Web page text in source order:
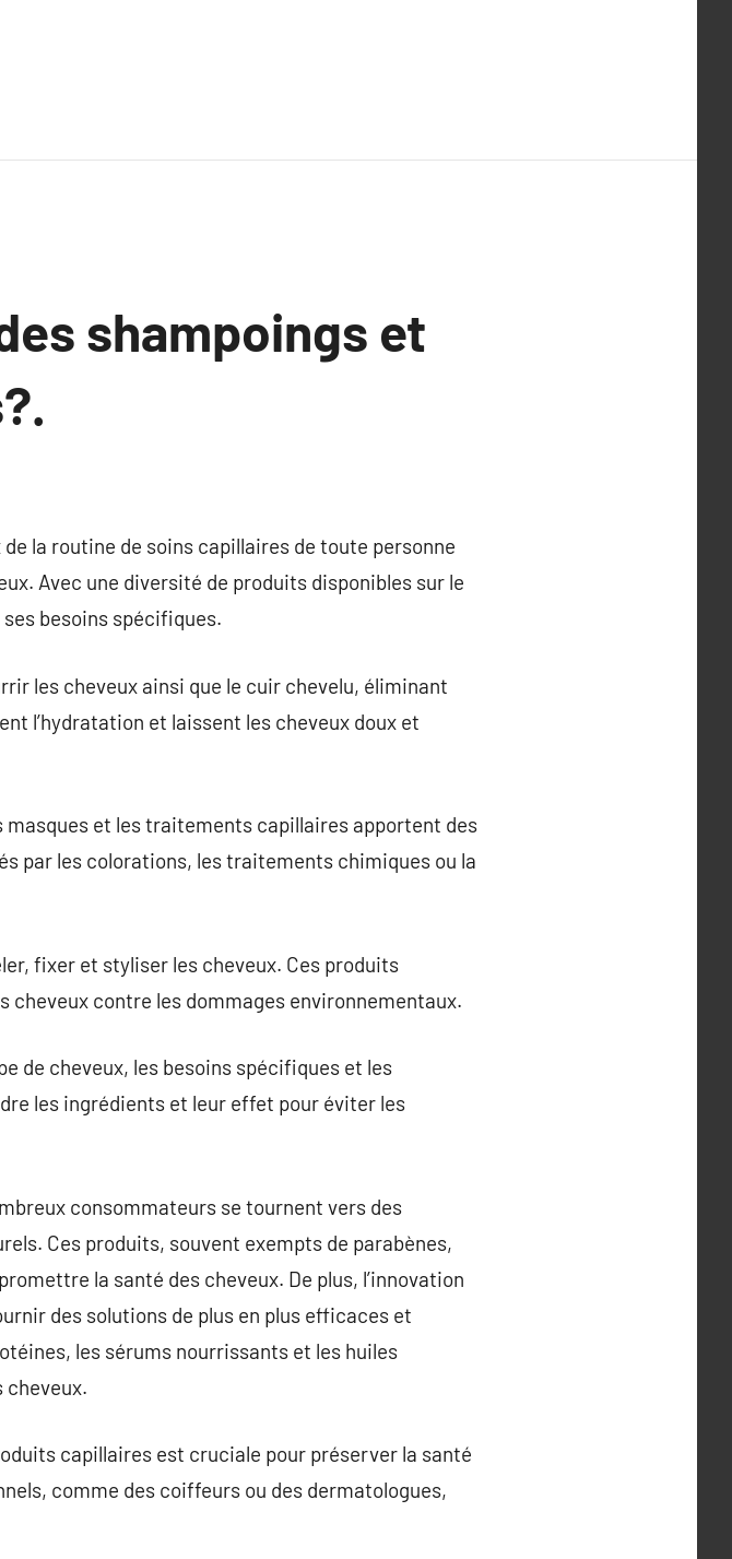
shampoings et
la routine de soins capillaires de toute personne
Avec une diversité de produits disponibles sur le
besoins spécifiques.
les cheveux ainsi que le cuir chevelu, éliminant
l’hydratation et laissent les cheveux doux et
et les traitements capillaires apportent des
par les colorations, les traitements chimiques ou la
fixer et styliser les cheveux. Ces produits
contre les dommages environnementaux.
de cheveux, les besoins spécifiques et les
les ingrédients et leur effet pour éviter les
consommateurs se tournent vers des
Ces produits, souvent exempts de parabènes,
la santé des cheveux. De plus, l’innovation
des solutions de plus en plus efficaces et
les sérums nourrissants et les huiles
cheveux.
capillaires est cruciale pour préserver la santé
comme des coiffeurs ou des dermatologues,